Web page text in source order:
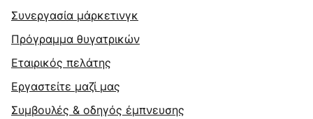
Συνεργασία μάρκετινγκ
Πρόγραμμα θυγατρικών
Εταιρικός πελάτης
Εργαστείτε μαζί μας
Συμβουλές & οδηγός έμπνευσης